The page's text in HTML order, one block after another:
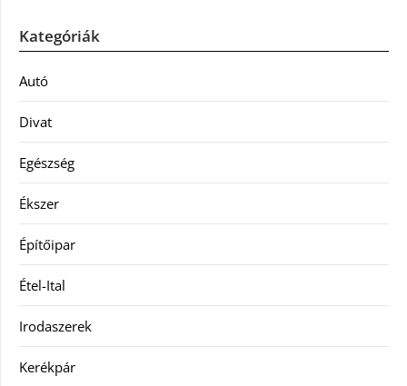
Kategóriák
Autó
Divat
Egészség
Ékszer
Építőipar
Étel-Ital
Irodaszerek
Kerékpár